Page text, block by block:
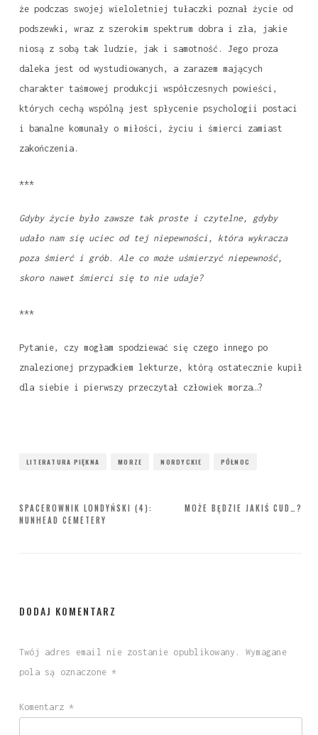
że podczas swojej wieloletniej tułaczki poznał życie od
podszewki, wraz z szerokim spektrum dobra i zła, jakie
niosą z sobą tak ludzie, jak i samotność. Jego proza
daleka jest od wystudiowanych, a zarazem mających
charakter taśmowej produkcji współczesnych powieści,
których cechą wspólną jest spłycenie psychologii postaci
i banalne komunały o miłości, życiu i śmierci zamiast
zakończenia.
***
Gdyby życie było zawsze tak proste i czytelne, gdyby
udało nam się uciec od tej niepewności, która wykracza
poza śmierć i grób. Ale co może uśmierzyć niepewność,
skoro nawet śmierci się to nie udaje?
***
Pytanie, czy mogłam spodziewać się czego innego po
znalezionej przypadkiem lekturze, którą ostatecznie kupił
dla siebie i pierwszy przeczytał człowiek morza…?
LITERATURA PIĘKNA MORZE NORDYCKIE PÓŁNOC
Nawigacja
MOŻE BĘDZIE JAKIŚ CUD…?
SPACEROWNIK LONDYŃSKI (4):
NUNHEAD CEMETERY
DODAJ KOMENTARZ
Twój adres email nie zostanie opublikowany.
Wymagane
pola są oznaczone *
Komentarz *